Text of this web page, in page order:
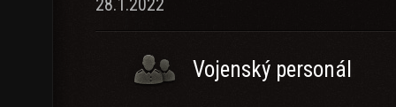
28.1.2022
Vojenský personál